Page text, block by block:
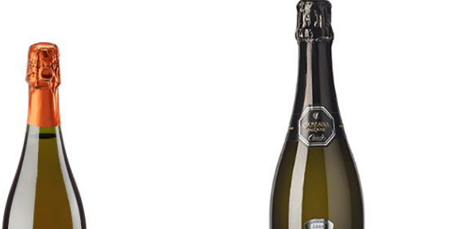
[…]
Ca’ Besina Pas Dosè